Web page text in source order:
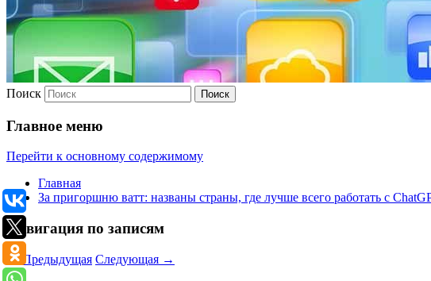
Поиск
Главное меню
Перейти к основному содержимому
Главная
За пригоршню ватт: названы страны, где лучше всего работать с
Навигация по записям
←Предыдущая Следующая →